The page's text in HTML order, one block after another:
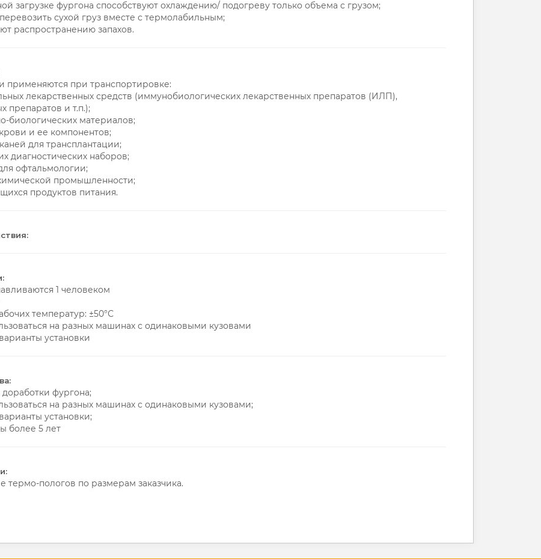
загрузке фургона способствуют охлаждению/ подогреву только объема с грузом;
сухой груз вместе с термолабильным;
распространению запахов.
применяются при транспортировке:
лекарственных средств (иммунобиологических лекарственных препаратов (ИЛП),
препаратов и т.п.);
биологических материалов;
и ее компонентов;
для трансплантации;
диагностических наборов;
офтальмологии;
промышленности;
продуктов питания.
1 человеком
температур: ±50°С
на разных машинах с одинаковыми кузовами
установки
фургона;
на разных машинах с одинаковыми кузовами;
установки;
более 5 лет
термо-пологов по размерам заказчика.